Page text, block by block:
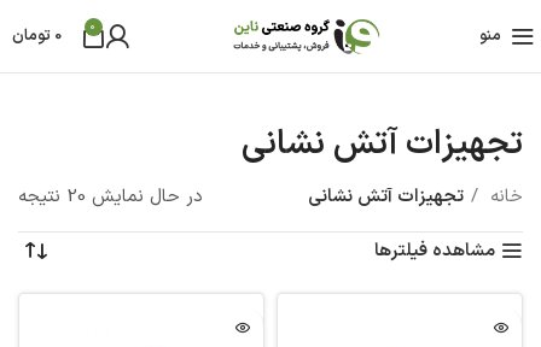
منو 0
0 تومان
تجهیزات آتش نشانی
خانه تجهیزات آتش نشانی
در حال نمایش 20 نتیجه
مشاهده فیلترها